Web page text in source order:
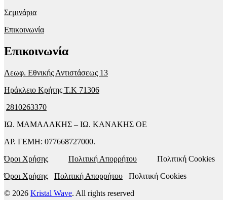
Σεμινάρια
Επικοινωνία
Επικοινωνία
Λεωφ. Εθνικής Αντιστάσεως 13
Ηράκλειο Κρήτης T.K 71306
2810263370
ΙΩ. ΜΑΜΑΛΑΚΗΣ – ΙΩ. ΚΑΝΑΚΗΣ ΟΕ
ΑΡ. ΓΕΜΗ: 077668727000.
Όροι Χρήσης
Πολιτική Απορρήτου Πολιτική Cookies
Όροι Χρήσης
Πολιτική Απορρήτου Πολιτική Cookies
© 2026 Kristal Wave. All rights reserved